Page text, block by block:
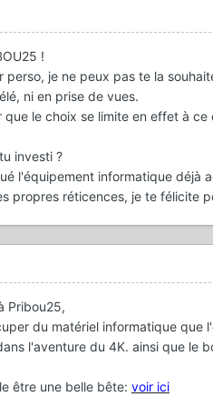
!
perso, je ne peux pas te la
ni en prise de vues.
que le choix se limite en effet à
investi ?
l'équipement informatique déjà
propres réticences, je te félicite
Pribou25,
du matériel informatique que
l'aventure du 4K. ainsi que le
être une belle bête: voir ici